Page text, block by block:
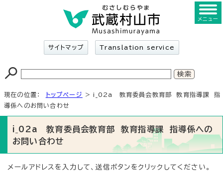
サイトマップ Translation service
メニュー
現在の位置： トップページ
> i_02a 教育委員会教育部 教育指導課 指
導係へのお問い合わせ
i_02a 教育委員会教育部 教育指導課 指導係への
お問い合わせ
メールアドレスを入力して、送信ボタンをクリックしてください。